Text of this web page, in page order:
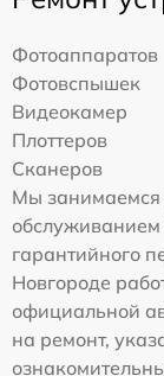
Фотоаппаратов
Фотовспышек
Видеокамер
Плоттеров
Сканеров
Мы занимаемся
обслуживанием
гарантийного
Новгороде
официальной
на ремонт,